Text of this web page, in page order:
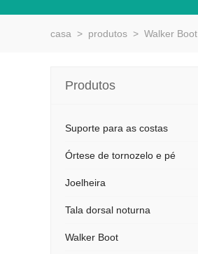
casa > produtos > Walker Boot
Produtos
Suporte para as costas
Órtese de tornozelo e pé
Joelheira
Tala dorsal noturna
Walker Boot